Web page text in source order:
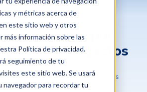
y métricas acerca de
este sitio web y otros
más información sobre las
Política de privacidad.
seguimiento de tu
este sitio web. Se usará
navegador para recordar tu
Rendición de gastos
gastos por
con Rindegastos
5 minutos Rindegastos